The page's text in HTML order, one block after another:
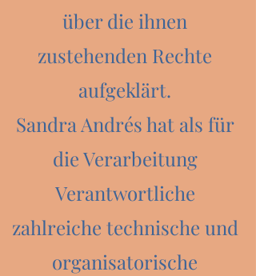
über die ihnen
zustehenden Rechte
aufgeklärt.
Sandra Andrés hat als für
die Verarbeitung
Verantwortliche
zahlreiche technische und
organisatorische